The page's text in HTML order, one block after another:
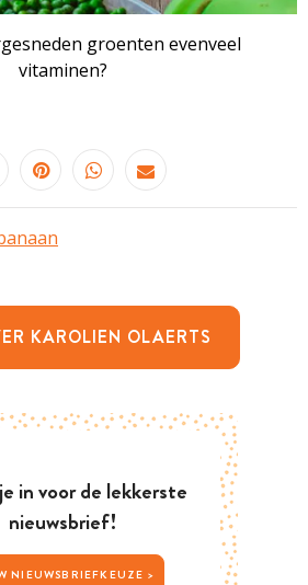
groenten evenveel
vitaminen?
KAROLIEN OLAERTS
in voor de lekkerste
nieuwsbrief!
JOUW NIEUWSBRIEFKEUZE >